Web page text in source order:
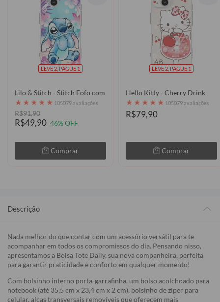
LEVE 2, PAGUE 1
Lilo & Stitch - Stitch Fofo com Aquarela
★ ★ ★ ★ ★ 105079 avaliações
R$91,90
R$49,90 46% OFF
Comprar
LEVE 2, PAGUE 1
Hello Kitty - Cherry Drink
★ ★ ★ ★ ★ 105079 avaliações
R$79,90
Comprar
Descrição
Nada melhor do que contar com um acessório versátil para te
acompanhar em todos os compromissos do dia. Pensando nisso,
apresentamos a Bolsa Tote Daily, sua nova companheira, perfeita
para garantir praticidade e conforto em qualquer momento!
Com bolsinho interno porta-garrafinha, um bolso acolchoado para
notebook (até 35,5 cm x 23,4 cm x 2 cm), bolsinho de zíper para
celular, alças transversais removíveis que oferecem mais